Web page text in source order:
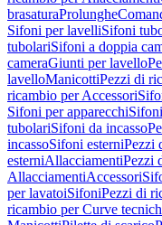
brasaturaProlunghe
Sifoni per lavelliSifoni
tubolariSifoni a doppia
cameraGiunti per lavello
lavelloManicottiPezzi di
ricambio per Accessori
Sifoni per apparecchi
tubolariSifoni da incasso
incassoSifoni esterniPezzi
esterniAllacciamentiPezzi
AllacciamentiAccessori
per lavatoiSifoniPezzi di
ricambio per Curve